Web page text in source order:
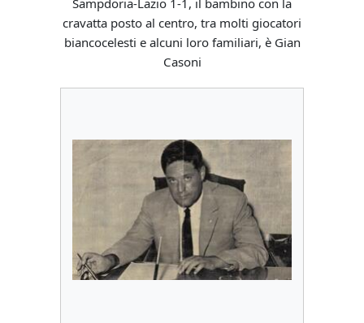
cravatta posto al centro, tra molti giocatori
biancocelesti e alcuni loro familiari, è Gian
Casoni